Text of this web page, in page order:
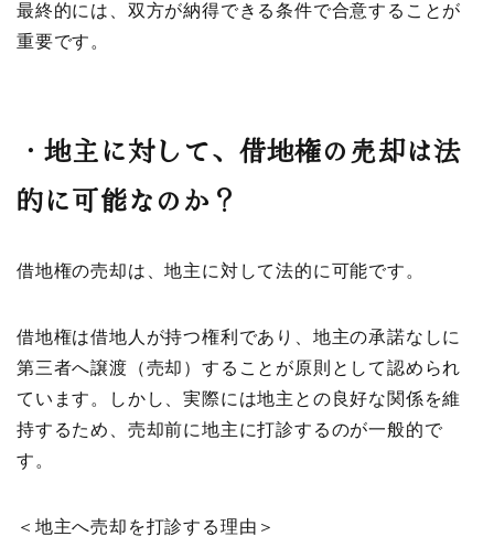
最終的には、双方が納得できる条件で合意することが
重要です。
・地主に対して、借地権の売却は法
的に可能なのか？
借地権の売却は、地主に対して法的に可能です。
借地権は借地人が持つ権利であり、地主の承諾なしに
第三者へ譲渡（売却）することが原則として認められ
ています。しかし、実際には地主との良好な関係を維
持するため、売却前に地主に打診するのが一般的で
す。
＜地主へ売却を打診する理由＞